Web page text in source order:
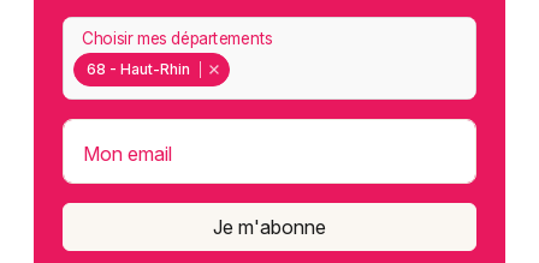
68 - Haut-Rhin
Choisir mes départements
Mon email
Je m'abonne